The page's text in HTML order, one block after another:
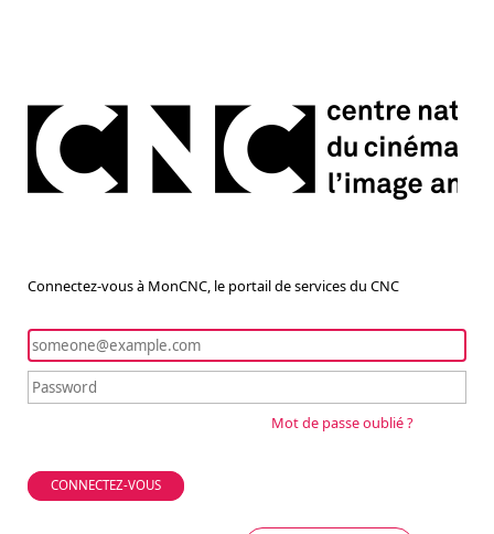
Connectez-vous à MonCNC, le portail de services du CNC
Mot de passe oublié ?
CONNECTEZ-VOUS